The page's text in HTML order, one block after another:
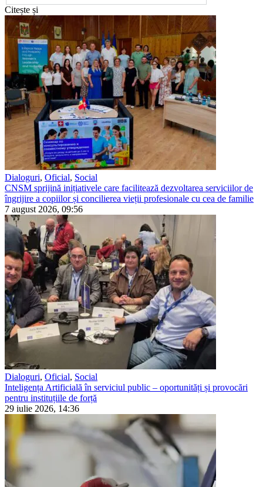
Citește și
Dialoguri, Oficial, Social
CNSM sprijină inițiativele care facilitează dezvoltarea serviciilor de
îngrijire a copiilor și concilierea vieții profesionale cu cea de familie
7 august 2026, 09:56
Dialoguri, Oficial, Social
Inteligența Artificială în serviciul public – oportunități și provocări
pentru instituțiile de forță
29 iulie 2026, 14:36